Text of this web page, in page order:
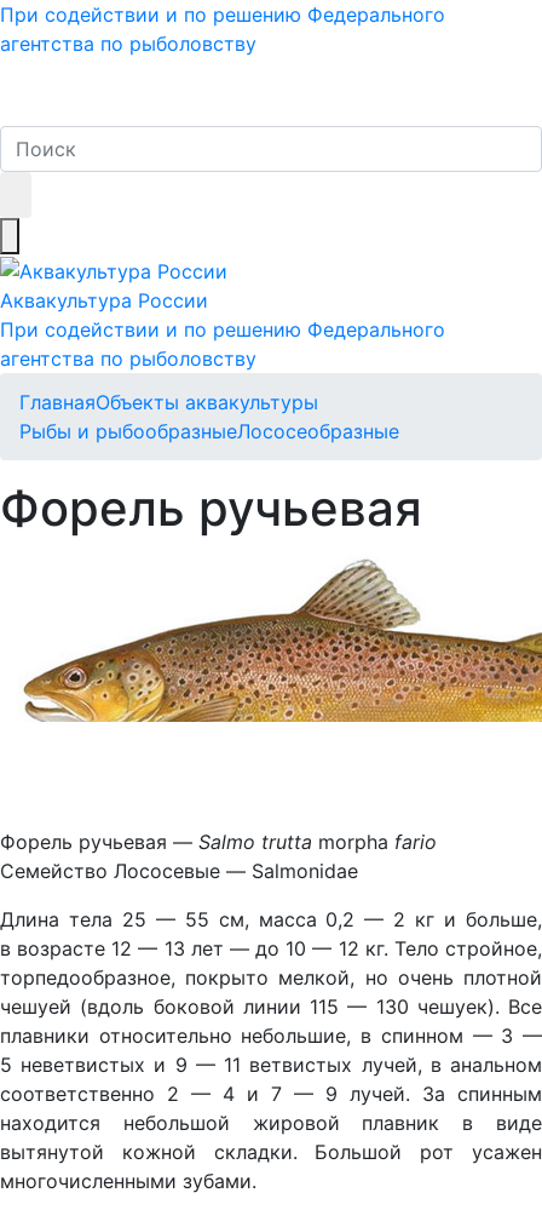
При содействии и по решению Федерального
агентства по рыболовству
Аквакультура России
При содействии и по решению Федерального
агентства по рыболовству
ГлавнаяОбъекты аквакультуры
Рыбы и рыбообразныеЛососеобразные
Форель ручьевая
Форель ручьевая — Salmo trutta morpha fario
Семейство Лососевые — Salmonidae
Длина тела 25 — 55 см, масса 0,2 — 2 кг и больше,
в возрасте 12 — 13 лет — до 10 — 12 кг. Тело стройное,
торпедообразное, покрыто мелкой, но очень плотной
чешуей (вдоль боковой линии 115 — 130 чешуек). Все
плавники относительно небольшие, в спинном — 3 —
5 неветвистых и 9 — 11 ветвистых лучей, в анальном
соответственно 2 — 4 и 7 — 9 лучей. За спинным
находится небольшой жировой плавник в виде
вытянутой кожной складки. Большой рот усажен
многочисленными зубами.